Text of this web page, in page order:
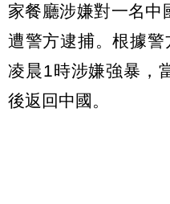
家餐廳涉嫌對一名中
遭警方逮捕。根據
凌晨1時涉嫌強暴，
後返回中國。